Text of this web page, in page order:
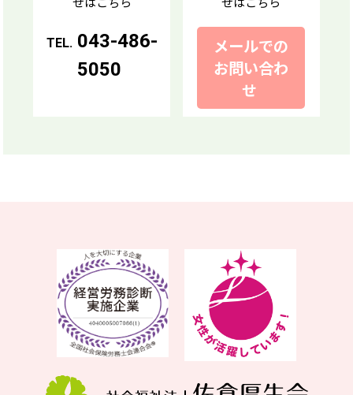
TEL.043-486-
5050
メールでの
お問い合わ
せ